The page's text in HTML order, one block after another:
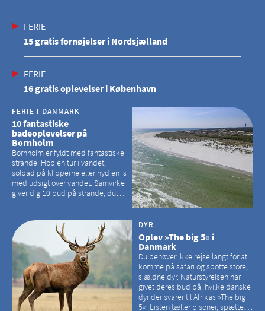
FERIE
15 gratis fornøjelser i Nordsjælland
FERIE
16 gratis oplevelser i København
FERIE I DANMARK
10 fantastiske
badeoplevelser på
Bornholm
Bornholm er fyldt med fantastiske
strande. Hop en tur i vandet,
solbad på klipperne eller nyd en is
med udsigt over vandet. Samvirke
giver dig 10 bud på strande, du
DYR
Oplev »The big 5« i
Danmark
Du behøver ikke rejse langt for at
komme på safari og spotte store,
sjældne dyr. Naturstyrelsen har
givet deres bud på, hvilke danske
dyr der svarer til Afrikas »The big
5«. Listen tæller bisoner, spættede